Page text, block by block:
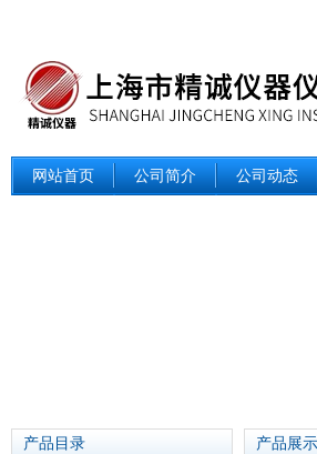
网站首页 公司简介 公司动态
产品目录 产品展示